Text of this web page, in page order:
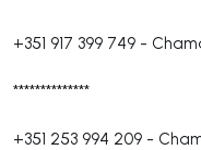
+351 917 399 749 -
**************
+351 253 994 209 -